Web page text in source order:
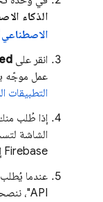
الذكاء
الاصطناعي
انقر على
عمل موجّه
التطبيقات
إذا طُلب
الشاشة
Firebase إليه.
API"، ننصحك باختيار